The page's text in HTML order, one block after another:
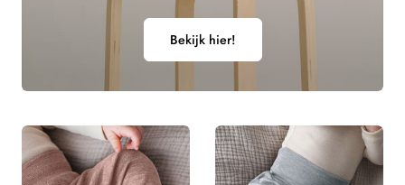
G
:
Bekijk hier!